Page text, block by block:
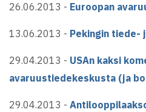
26.06.2013 - Euroopan
13.06.2013 - Pekingin tiede-
29.04.2013 - USAn kaksi
avaruustiedekeskusta (ja
29.04.2013 -